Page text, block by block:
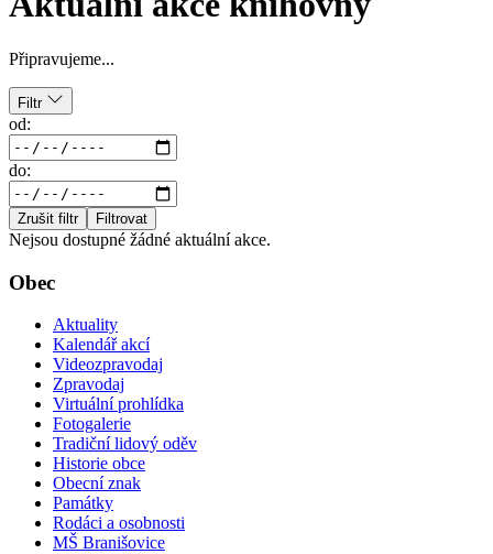
Připravujeme...
Filtr
od:
do:
Zrušit filtr Filtrovat
Nejsou dostupné žádné aktuální akce.
Obec
Aktuality
Kalendář akcí
Videozpravodaj
Zpravodaj
Virtuální prohlídka
Fotogalerie
Tradiční lidový oděv
Historie obce
Obecní znak
Památky
Rodáci a osobnosti
MŠ Branišovice